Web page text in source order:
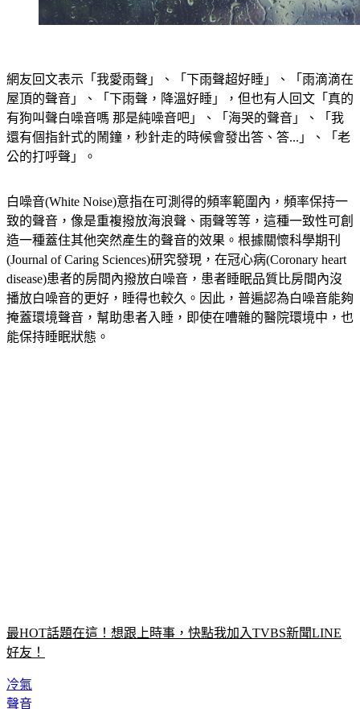
網友回文表示「我愛雨聲」、「下雨聲超好睡」、「雨滴滴在
屋頂的聲音」、「下雨聲，降溫好睡」，但也有人回文「真的
有狗叫聲白噪音嗎 那是純噪音吧」、「海哭的聲音」、「我
還有個指針式的鬧鐘，秒針走的時候會發出答、答...」、「老
公的打呼聲」。
白噪音(White Noise)意指在可測得的頻率範圍內，頻率保持一
致的聲音，像是重複撥放海浪聲、雨聲等等，這種一致性可創
造一種蓋住其他突然產生的聲音的效果。根據關懷科學期刊
(Journal of Caring Sciences)研究發現，在冠心病(Coronary heart
disease)患者的房間內撥放白噪音，患者睡眠品質比房間內沒
播放白噪音的更好，睡得也較久。因此，普遍認為白噪音能夠
掩蓋環境聲音，幫助患者入睡，即使在嘈雜的醫院環境中，也
能保持睡眠狀態。
最HOT話題在這！想跟上時事，快點我加入TVBS新聞LINE
好友！
冷氣
聲音